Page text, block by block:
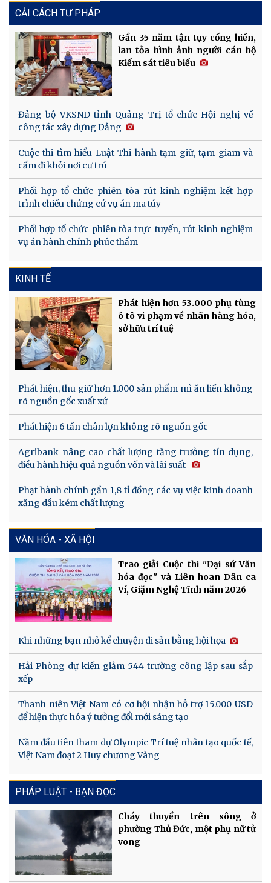
CẢI CÁCH TƯ PHÁP
Gần 35 năm tận tụy cống hiến,
lan tỏa hình ảnh người cán bộ
Kiểm sát tiêu biểu
Đảng bộ VKSND tỉnh Quảng Trị tổ chức Hội nghị về
công tác xây dựng Đảng
Cuộc thi tìm hiểu Luật Thi hành tạm giữ, tạm giam và
cấm đi khỏi nơi cư trú
Phối hợp tổ chức phiên tòa rút kinh nghiệm kết hợp
trình chiếu chứng cứ vụ án ma túy
Phối hợp tổ chức phiên tòa trực tuyến, rút kinh nghiệm
vụ án hành chính phúc thẩm
KINH TẾ
Phát hiện hơn 53.000 phụ tùng
ô tô vi phạm về nhãn hàng hóa,
sở hữu trí tuệ
Phát hiện, thu giữ hơn 1.000 sản phẩm mì ăn liền không
rõ nguồn gốc xuất xứ
Phát hiện 6 tấn chân lợn không rõ nguồn gốc
Agribank nâng cao chất lượng tăng trưởng tín dụng,
điều hành hiệu quả nguồn vốn và lãi suất
Phạt hành chính gần 1,8 tỉ đồng các vụ việc kinh doanh
xăng dầu kém chất lượng
VĂN HÓA - XÃ HỘI
Trao giải Cuộc thi "Đại sứ Văn
hóa đọc" và Liên hoan Dân ca
Ví, Giặm Nghệ Tĩnh năm 2026
Khi những bạn nhỏ kể chuyện di sản bằng hội họa
Hải Phòng dự kiến giảm 544 trường công lập sau sắp
xếp
Thanh niên Việt Nam có cơ hội nhận hỗ trợ 15.000 USD
để hiện thực hóa ý tưởng đổi mới sáng tạo
Năm đầu tiên tham dự Olympic Trí tuệ nhân tạo quốc tế,
Việt Nam đoạt 2 Huy chương Vàng
PHÁP LUẬT - BẠN ĐỌC
Cháy thuyền trên sông ở
phường Thủ Đức, một phụ nữ tử
vong